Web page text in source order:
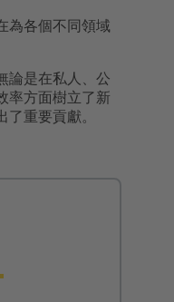
為各個不同領域
論是在私人、公
率方面樹立了新
重要貢獻。